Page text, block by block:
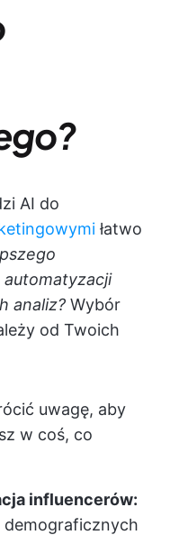
AI do
łatwo
analiz? Wybór
od Twoich
uwagę, aby
w coś, co
influencerów:
demograficznych